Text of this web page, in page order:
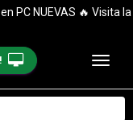
NUEVAS 🔥 Visita la